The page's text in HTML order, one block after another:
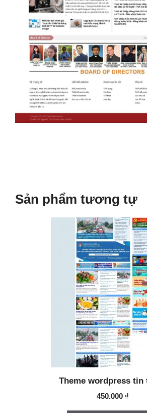
Sản phẩm tương tự
Theme wordpress tin
450.000 ₫